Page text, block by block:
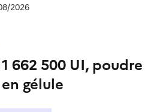
2026
662 500 UI, poudre
gélule